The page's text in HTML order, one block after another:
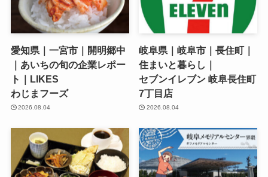
愛知県｜一宮市｜開明郷中
｜あいちの旬の企業レポー
ト｜LIKES
わじまフーズ
2026.08.04
岐阜県｜岐阜市｜長住町｜
住まいと暮らし｜
セブンイレブン 岐阜長住町
7丁目店
2026.08.04